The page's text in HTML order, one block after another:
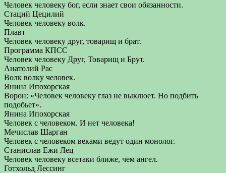
Человек человеку бог, если знает свои обязанности.
Стаций Цецилий
Человек человеку волк.
Плавт
Человек человеку друг, товарищ и брат.
Программа КПСС
Человек человеку Друг, Товарищ и Брут.
Анатолий Рас
Волк волку человек.
Янина Ипохорская
Ворон: «Человек человеку глаз не выклюет. Но подбить
подобьет».
Янина Ипохорская
Человек с человеком. И нет человека!
Мечислав Шарган
Человек с человеком веками ведут один монолог.
Станислав Ежи Лец
Человек человеку всетаки ближе, чем ангел.
Готхольд Лессинг